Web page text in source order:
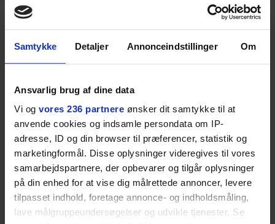
Samtykke Detaljer Annonceindstillinger Om
Ansvarlig brug af dine data
Vi og vores 236 partnere ønsker dit samtykke til at
anvende cookies og indsamle persondata om IP-
adresse, ID og din browser til præferencer, statistik og
marketingformål. Disse oplysninger videregives til vores
samarbejdspartnere, der opbevarer og tilgår oplysninger
på din enhed for at vise dig målrettede annoncer, levere
tilpasset indhold, foretage annonce- og indholdsmåling,
lave målgruppeundersøgelser og udvikle tjenester. Se
MENNESKER
med pool i Nordsjælland: Nu
Rasmus Seebach
I årevis sang han håbefulde
popsange om drengen, der
forelsker sig i pigen, farer vild i
nattens fristelser og alligevel
finder den lykkelige udgang. Nu,
efter 10 års albumpause, er den
rosenrøde forelskelse trådt i
baggrunden; den naive dreng er
Torben
Mont
har han